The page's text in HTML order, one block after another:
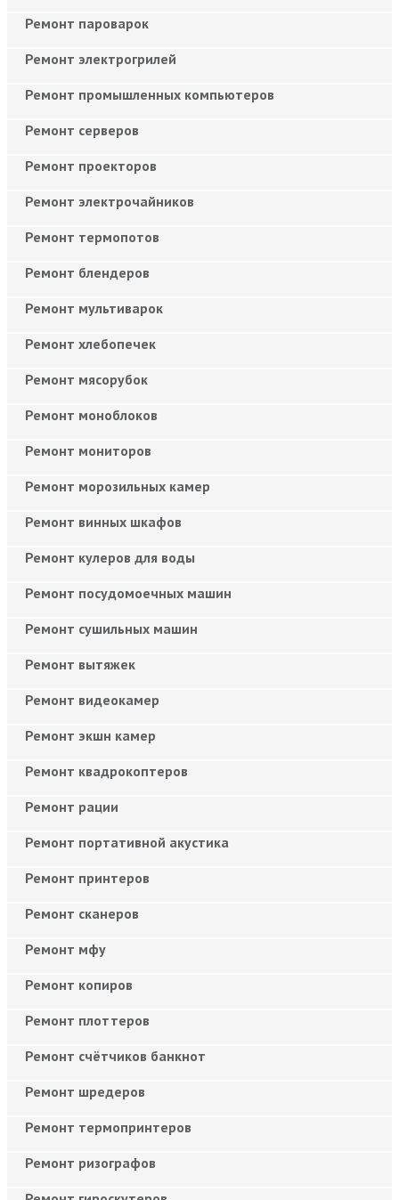
Ремонт пароварок
Ремонт электрогрилей
Ремонт промышленных компьютеров
Ремонт серверов
Ремонт проекторов
Ремонт электрочайников
Ремонт термопотов
Ремонт блендеров
Ремонт мультиварок
Ремонт хлебопечек
Ремонт мясорубок
Ремонт моноблоков
Ремонт мониторов
Ремонт морозильных камер
Ремонт винных шкафов
Ремонт кулеров для воды
Ремонт посудомоечных машин
Ремонт сушильных машин
Ремонт вытяжек
Ремонт видеокамер
Ремонт экшн камер
Ремонт квадрокоптеров
Ремонт рации
Ремонт портативной акустика
Ремонт принтеров
Ремонт сканеров
Ремонт мфу
Ремонт копиров
Ремонт плоттеров
Ремонт счётчиков банкнот
Ремонт шредеров
Ремонт термопринтеров
Ремонт ризографов